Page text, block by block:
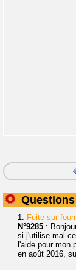
1. Fuite sur
N°9285 :
si j'utilise mal
l'aide pour mon
en août 2016,